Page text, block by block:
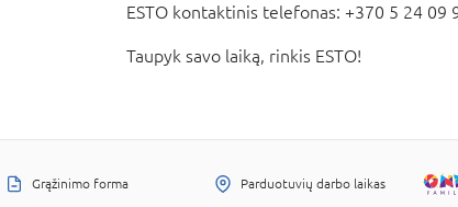
ESTO kontaktinis telefonas: +370 5 24 09
Taupyk savo laiką, rinkis ESTO!
Grąžinimo forma Parduotuvių darbo laikas